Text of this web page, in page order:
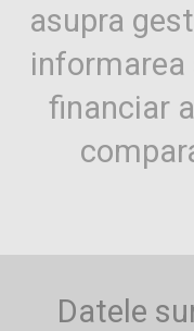
asupra
financiar
Datele